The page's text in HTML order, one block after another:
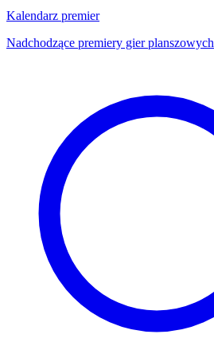
Kalendarz premier
Nadchodzące premiery gier planszowych